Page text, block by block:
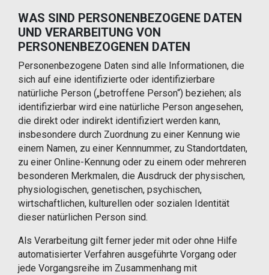
WAS SIND PERSONENBEZOGENE DATEN
UND VERARBEITUNG VON
PERSONENBEZOGENEN DATEN
Personenbezogene Daten sind alle Informationen, die
sich auf eine identifizierte oder identifizierbare
natürliche Person („betroffene Person“) beziehen; als
identifizierbar wird eine natürliche Person angesehen,
die direkt oder indirekt identifiziert werden kann,
insbesondere durch Zuordnung zu einer Kennung wie
einem Namen, zu einer Kennnummer, zu Standortdaten,
zu einer Online-Kennung oder zu einem oder mehreren
besonderen Merkmalen, die Ausdruck der physischen,
physiologischen, genetischen, psychischen,
wirtschaftlichen, kulturellen oder sozialen Identität
dieser natürlichen Person sind.
Als Verarbeitung gilt ferner jeder mit oder ohne Hilfe
automatisierter Verfahren ausgeführte Vorgang oder
jede Vorgangsreihe im Zusammenhang mit